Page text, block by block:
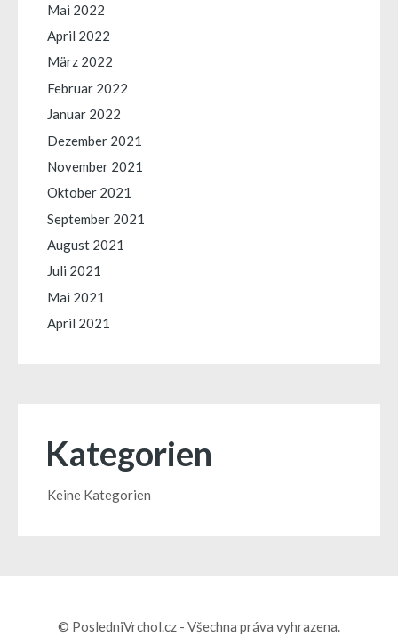
Mai 2022
April 2022
März 2022
Februar 2022
Januar 2022
Dezember 2021
November 2021
Oktober 2021
September 2021
August 2021
Juli 2021
Mai 2021
April 2021
Kategorien
Keine Kategorien
© PosledniVrchol.cz - Všechna práva vyhrazena.